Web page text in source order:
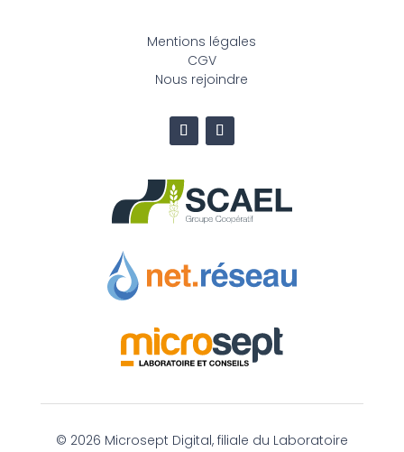
Mentions légales
CGV
Nous rejoindre
© 2026 Microsept Digital, filiale du Laboratoire